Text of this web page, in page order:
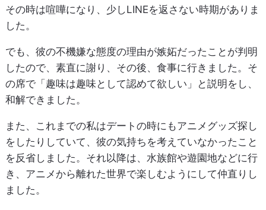
その時は喧嘩になり、少しLINEを返さない時期がありま
した。
でも、彼の不機嫌な態度の理由が嫉妬だったことが判明
したので、素直に謝り、その後、食事に行きました。そ
の席で「趣味は趣味として認めて欲しい」と説明をし、
和解できました。
また、これまでの私はデートの時にもアニメグッズ探し
をしたりしていて、彼の気持ちを考えていなかったこと
を反省しました。それ以降は、水族館や遊園地などに行
き、アニメから離れた世界で楽しむようにして仲直りし
ました。